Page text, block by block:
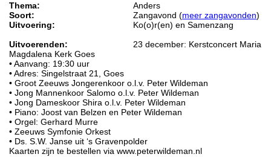
Thema:
Anders
Soort:
Zangavond (meer zangavonden)
Uitvoering:
Ko(o)r(en) en Samenzang
Uitvoerenden:
23 december: Kerstconcert Maria
Magdalena Kerk Goes
• Aanvang: 19:30 uur
• Adres: Singelstraat 21, Goes
• Groot Zeeuws Jongerenkoor o.l.v. Peter Wildeman
• Jong Mannenkoor Salomo o.l.v. Peter Wildeman
• Jong Dameskoor Shira o.l.v. Peter Wildeman
• Piano: Joost van Belzen en Peter Wildeman
• Orgel: Gerhard Murre
• Zeeuws Symfonie Orkest
• Ds. S.W. Janse uit ‘s Gravenpolder
Kaarten zijn te bestellen via www.peterwildeman.nl